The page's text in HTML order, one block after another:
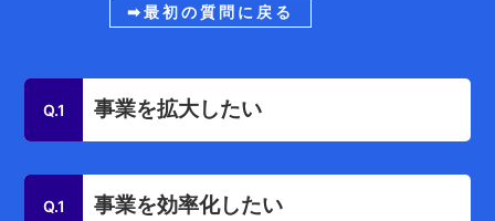
➡最初の質問に戻る
Q.1 事業を拡大したい
Q.1 事業を効率化したい